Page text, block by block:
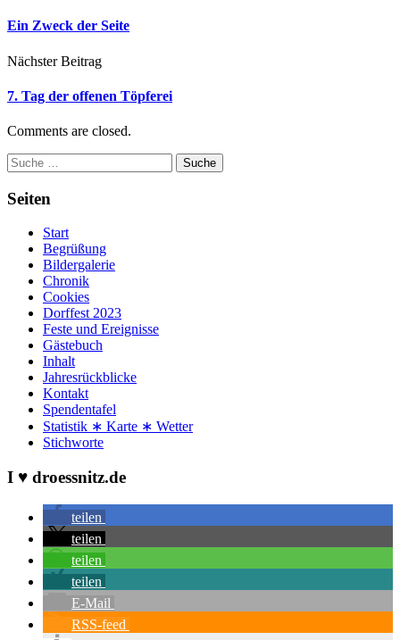
Ein Zweck der Seite
Nächster Beitrag
7. Tag der offenen Töpferei
Comments are closed.
Suche
Seiten
Start
Begrüßung
Bildergalerie
Chronik
Cookies
Dorffest 2023
Feste und Ereignisse
Gästebuch
Inhalt
Jahresrückblicke
Kontakt
Spendentafel
Statistik ∗ Karte ∗ Wetter
Stichworte
I ♥ droessnitz.de
teilen
teilen
teilen
teilen
E-Mail
RSS-feed